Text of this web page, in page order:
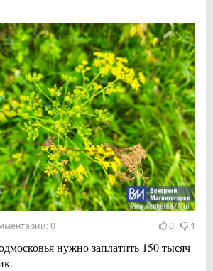
0 0 1
нужно заплатить 150 тысяч